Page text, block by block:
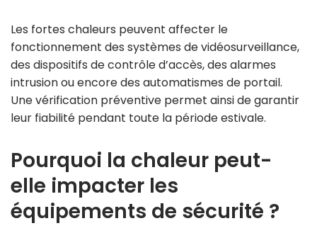
Les fortes chaleurs peuvent affecter le
fonctionnement des systèmes de vidéosurveillance,
des dispositifs de contrôle d’accès, des alarmes
intrusion ou encore des automatismes de portail.
Une vérification préventive permet ainsi de garantir
leur fiabilité pendant toute la période estivale.
Pourquoi la chaleur peut-
elle impacter les
équipements de sécurité ?